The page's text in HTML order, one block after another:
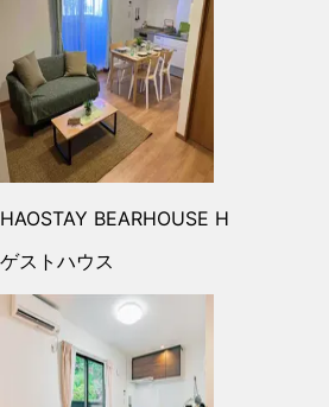
HAOSTAY BEARHOUSE H
ゲストハウス